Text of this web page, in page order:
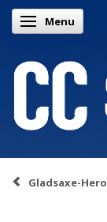
Skifte navigation
Menu
Gladsaxe-Hero